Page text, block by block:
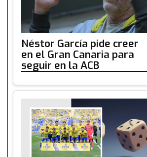
Néstor García pide creer
en el Gran Canaria para
seguir en la ACB